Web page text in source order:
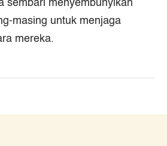
sembari menyembunyikan
masing untuk menjaga
mereka.